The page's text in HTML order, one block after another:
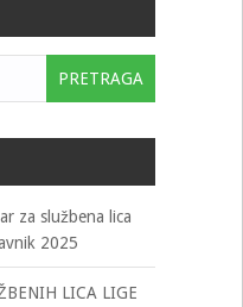
za službena lica
2025
LICA LIGE